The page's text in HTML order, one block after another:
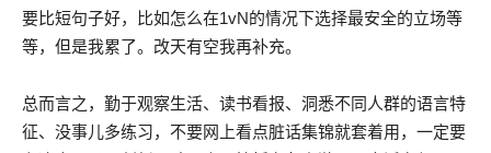
要比短句子好，比如怎么在1vN的情况下选择最安全的立场等
等，但是我累了。改天有空我再补充。
总而言之，勤于观察生活、读书看报、洞悉不同人群的语言特
征、没事儿多练习，不要网上看点脏话集锦就套着用，一定要